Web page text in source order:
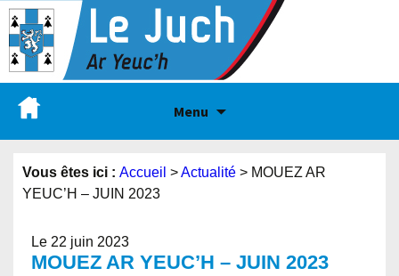
Menu
Vous êtes ici : Accueil >Actualité > MOUEZ AR
YEUC’H – JUIN 2023
Le 22 juin 2023
MOUEZ AR YEUC’H – JUIN 2023